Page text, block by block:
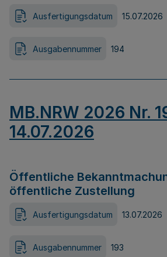
Ausfertigungsdatum 15.07.2026
Ausgabennummer 194
MB.NRW 2026 Nr.
14.07.2026
Öffentliche
öffentliche Zustellung
Ausfertigungsdatum 13.07.2026
Ausgabennummer 193